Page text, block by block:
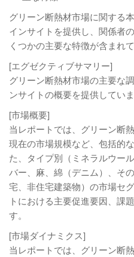
グリーン断熱材市場に関する
インサイトを提供し、関係者
くつかの主要な特徴が含まれて
[エグゼクティブサマリー]
グリーン断熱材市場の主要な
ンサイトの概要を提供していま
[市場概要]
当レポートでは、グリーン断
現在の市場規模など、包括的
た、タイプ別（ミネラルウー
バー、麻、綿（デニム）、そ
宅、非住宅建築物）の市場セ
トにおける主要促進要因、課
す。
[市場ダイナミクス]
当レポートでは、グリーン断